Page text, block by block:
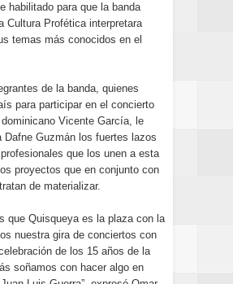
habilitado para que la banda
Cultura Profética interpretara
temas más conocidos en el
de la banda, quienes
para participar en el concierto
Vicente García, le
Dafne Guzmán los fuertes lazos
que los unen a esta
proyectos que en conjunto con
de materializar.
que Quisqueya es la plaza con la
nuestra gira de conciertos con
de los 15 años de la
soñamos con hacer algo en